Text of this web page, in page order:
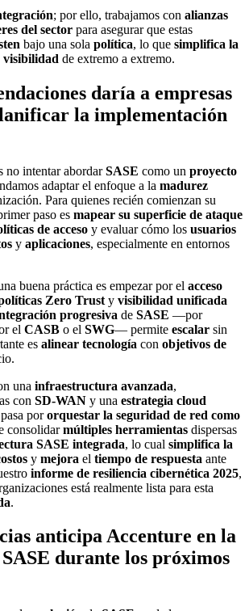
; por ello, trabajamos con alianzas
del sector para asegurar que estas
bajo una sola política, lo que simplifica la
visibilidad de extremo a extremo.
daría a empresas
la implementación
no intentar abordarSASE como un proyecto
adaptar el enfoque a la madurez
Para quienes recién comienzan su
paso es mapear su superficie de ataque
de acceso y evaluar cómo los usuarios
y aplicaciones, especialmente en entornos
buena práctica es empezar por el acceso
Zero Trust y visibilidad unificada
progresiva de SASE —por
el CASB o el SWG— permite escalar sin
es alinear tecnología con objetivos de
una infraestructura avanzada,
con SD-WAN y una estrategia cloud
pororquestar la seguridad de red como
consolidarmúltiples herramientas dispersas
SASE integrada, lo cual simplifica la
y mejora el tiempo de respuesta ante
informe de resiliencia cibernética 2025,
está realmente lista para esta
.
anticipa Accenture en la
durante los próximos